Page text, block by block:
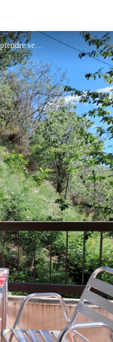
balcon sans vis à vis vue montagne pour prendre ses repas - proprietaire